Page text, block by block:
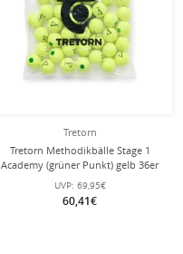
Tretorn
Tretorn Methodikbälle Stage 1
Academy (grüner Punkt) gelb 36er
Polybag
UVP: 69,95€
60,41€